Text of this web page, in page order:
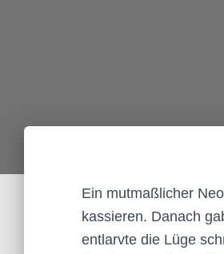
Ein mutmaßlicher
kassieren. Danach
entlarvte die Lüge